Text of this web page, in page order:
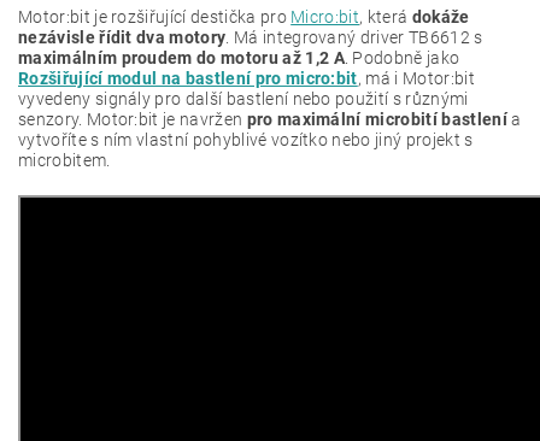
Motor:bit je rozšiřující destička pro Micro:bit, která dokáže
nezávisle řídit dva motory. Má integrovaný driver TB6612 s
maximálním proudem do motoru až 1,2 A. Podobně jako
Rozšiřující modul na bastlení pro micro:bit, má i Motor:bit
vyvedeny signály pro další bastlení nebo použití s různými
senzory. Motor:bit je navržen pro maximální microbití bastlenía
vytvoříte s ním vlastní pohyblivé vozítko nebo jiný projekt s
microbitem.